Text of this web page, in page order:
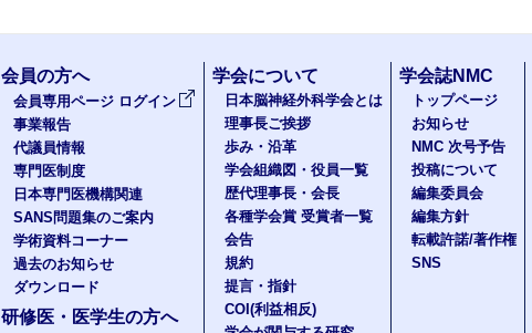
会員の方へ
会員専用ページ ログイン
事業報告
代議員情報
専門医制度
日本専門医機構関連
SANS問題集のご案内
学術資料コーナー
過去のお知らせ
ダウンロード
研修医・医学生の方へ
学会について
日本脳神経外科学会とは
理事長ご挨拶
歩み・沿革
学会組織図・役員一覧
歴代理事長・会長
各種学会賞 受賞者一覧
会告
規約
提言・指針
COI(利益相反)
学会誌NMC
トップページ
お知らせ
NMC 次号予告
投稿について
編集委員会
編集方針
転載許諾/著作権
SNS